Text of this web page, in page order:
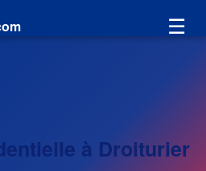
☰
à Droiturier